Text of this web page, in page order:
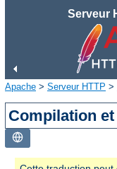
Serveur
Apache > Serveur HTTP >
Compilation